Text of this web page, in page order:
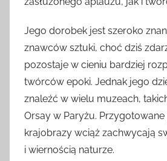
Jego dorobek jest szeroko
znawców sztuki, choć dziś
pozostaje w cieniu bardziej
twórców epoki. Jednak jego
znaleźć w wielu muzeach,
Orsay w Paryżu. Przygotowane
krajobrazy wciąż zachwycają
i wiernością naturze.